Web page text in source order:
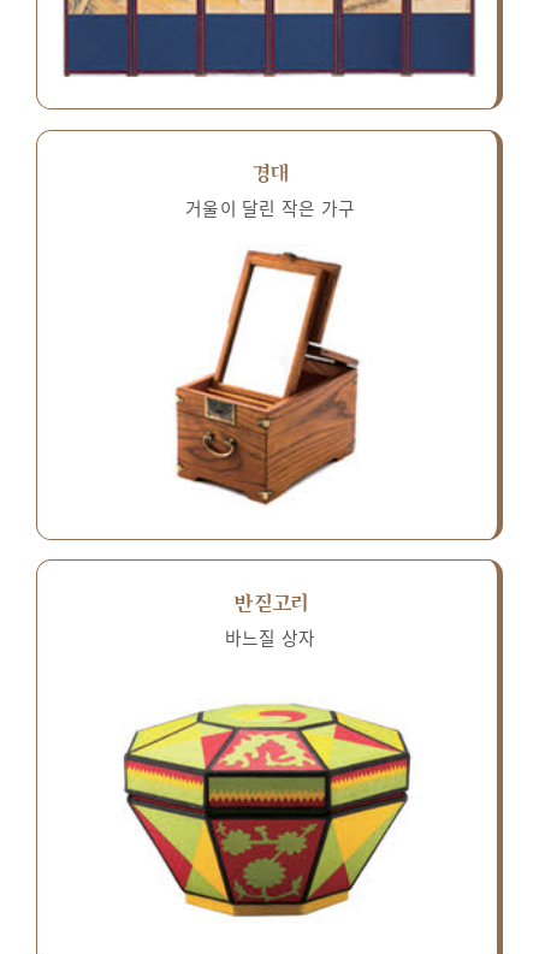
경대
거울이 달린 작은 가구
반짇고리
바느질 상자